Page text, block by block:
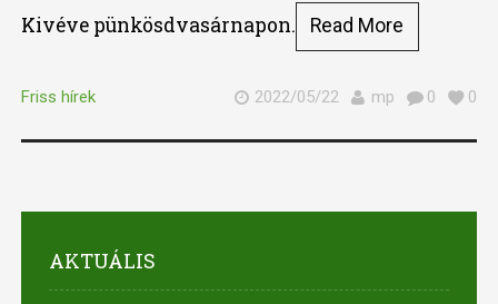
Kivéve pünkösdvasárnapon. Read More
Friss hírek 2022/05/22 mp 0 0
AKTUÁLIS